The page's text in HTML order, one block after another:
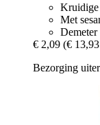
Kruidige
Met
€ 2,09 (€
Bezorging